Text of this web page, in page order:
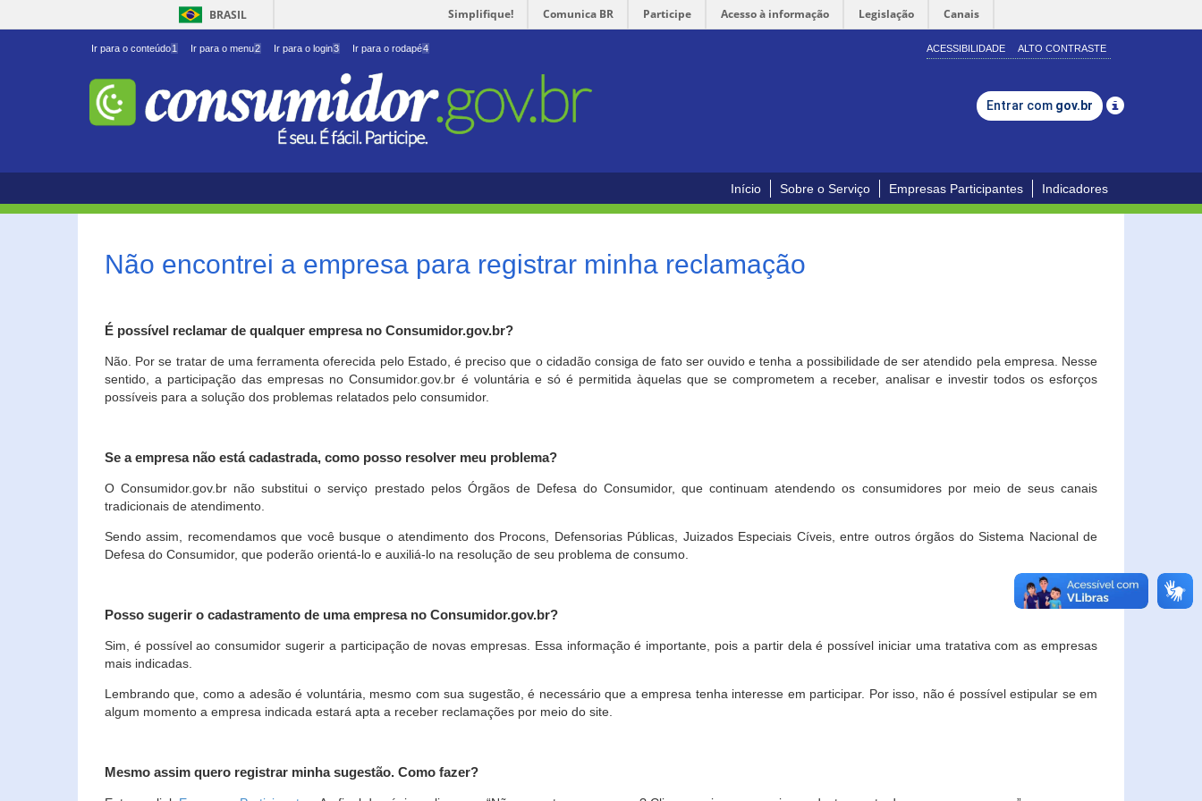
BRASIL Simplifique! Comunica BR Participe Acesso à informação Legislação Canais
Ir para o conteúdo1 Ir para o menu2 Ir para o login3 Ir para o rodapé4 ACESSIBILIDADE ALTO CONTRASTE
Entrar com gov.br
Início Sobre o Serviço Empresas Participantes Indicadores
Não encontrei a empresa para registrar minha reclamação
É possível reclamar de qualquer empresa no Consumidor.gov.br?
Não. Por se tratar de uma ferramenta oferecida pelo Estado, é preciso que o cidadão consiga de fato ser ouvido e tenha a possibilidade de ser atendido pela empresa. Nesse
sentido, a participação das empresas no Consumidor.gov.br é voluntária e só é permitida àquelas que se comprometem a receber, analisar e investir todos os esforços
possíveis para a solução dos problemas relatados pelo consumidor.
Se a empresa não está cadastrada, como posso resolver meu problema?
O Consumidor.gov.br não substitui o serviço prestado pelos Órgãos de Defesa do Consumidor, que continuam atendendo os consumidores por meio de seus canais
tradicionais de atendimento.
Sendo assim, recomendamos que você busque o atendimento dos Procons, Defensorias Públicas, Juizados Especiais Cíveis, entre outros órgãos do Sistema Nacional de
Defesa do Consumidor, que poderão orientá-lo e auxiliá-lo na resolução de seu problema de consumo.
Posso sugerir o cadastramento de uma empresa no Consumidor.gov.br?
Sim, é possível ao consumidor sugerir a participação de novas empresas. Essa informação é importante, pois a partir dela é possível iniciar uma tratativa com as empresas
mais indicadas.
Lembrando que, como a adesão é voluntária, mesmo com sua sugestão, é necessário que a empresa tenha interesse em participar. Por isso, não é possível estipular se em
algum momento a empresa indicada estará apta a receber reclamações por meio do site.
Mesmo assim quero registrar minha sugestão. Como fazer?